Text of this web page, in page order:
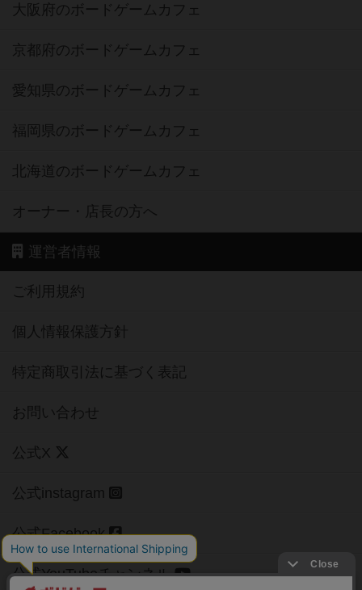
大阪府のボードゲームカフェ
京都府のボードゲームカフェ
愛知県のボードゲームカフェ
福岡県のボードゲームカフェ
北海道のボードゲームカフェ
オーナー・店長の方へ
運営者情報
ご利用規約
個人情報保護方針
特定商取引法に基づく表記
お問い合わせ
公式X
公式instagram
公式Facebook
公式YouTubeチャンネル